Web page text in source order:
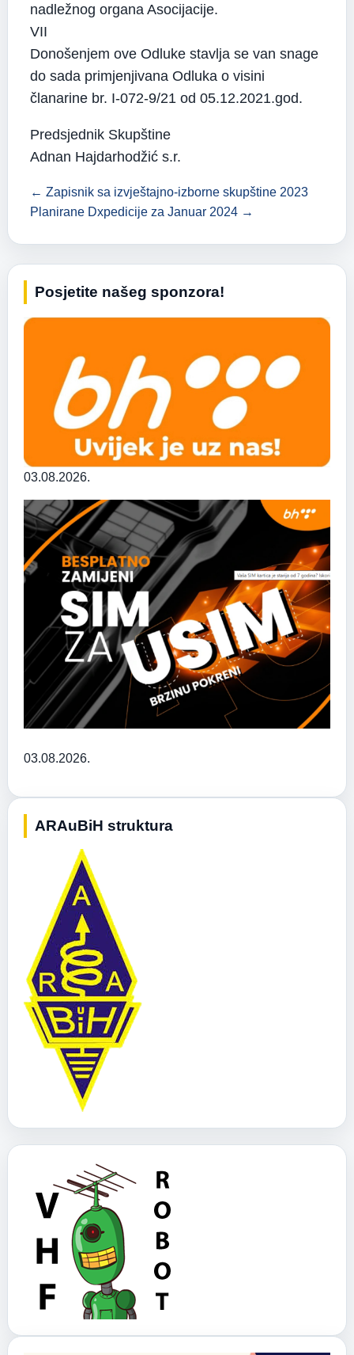
nadležnog organa Asocijacije.
VII
Donošenjem ove Odluke stavlja se van snage
do sada primjenjivana Odluka o visini
članarine br. I-072-9/21 od 05.12.2021.god.
Predsjednik Skupštine
Adnan Hajdarhodžić s.r.
← Zapisnik sa izvještajno-izborne skupštine 2023
Planirane Dxpedicije za Januar 2024 →
Posjetite našeg sponzora!
03.08.2026.
03.08.2026.
ARAuBiH struktura